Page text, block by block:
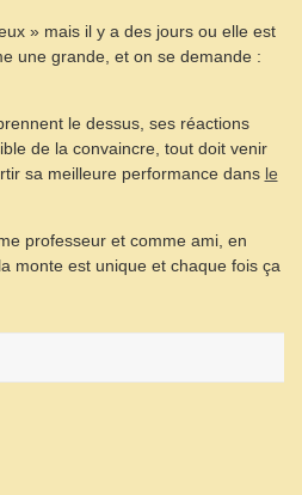
» mais il y a des jours ou elle est
une grande, et on se demande :
le dessus, ses réactions
de la convaincre, tout doit venir
sa meilleure performance dans le
professeur et comme ami, en
monte est unique et chaque fois ça